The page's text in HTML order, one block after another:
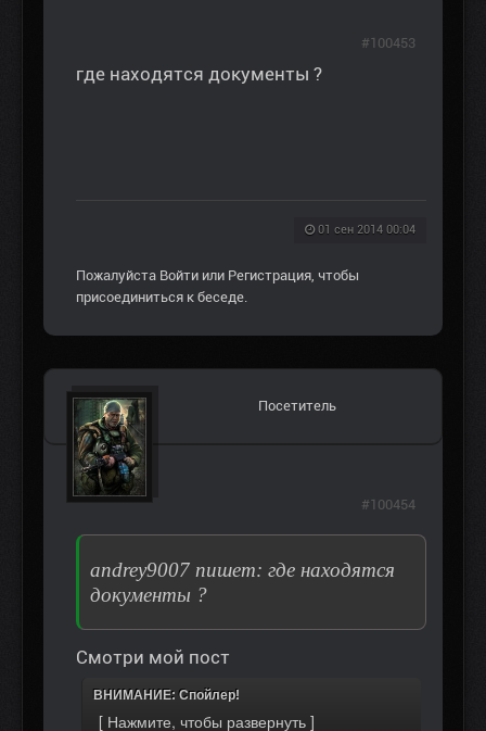
где находятся документы ?
01 сен 2014 00:04
#100453
Пожалуйста Войти или Регистрация, чтобы
присоединиться к беседе.
Посетитель
andrey9007 пишет: где находятся
документы ?
Смотри мой пост
ВНИМАНИЕ: Спойлер!
#100454